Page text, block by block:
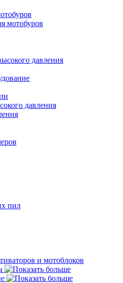
мотобуров
давления
давления
пил
и мотоблоков